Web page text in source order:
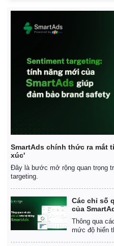
SmartAds chính thức ra mắt
xúc'
Đây là bước mở rộng quan trọng
targeting.
Các chỉ số
của
Thông qua
mức độ hiển